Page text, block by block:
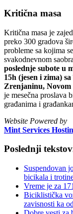
Kritična masa
Kritična masa je
preko 300 gradova
probleme sa kojima
svakodnevnom
poslednje subote u
15h (jesen i zima)
Zrenjaninu, Novom
je mesečna proslava
građanima i
Website Powered by
Mint Services
Poslednji
Suspendovan
bicikala i
Vreme je za
Biciklistička
zavisnosti ka